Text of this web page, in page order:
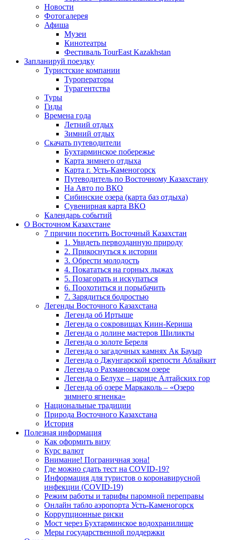
Новости
Фотогалерея
Афиша
Музеи
Кинотеатры
Фестиваль TourEast Kazakhstan
Запланируй поездку
Туристские компании
Туроператоры
Турагентства
Туры
Гиды
Времена года
Летний отдых
Зимний отдых
Скачать путеводители
Бухтарминское побережье
Карта зимнего отдыха
Карта г. Усть-Каменогорск
Путеводитель по Восточному Казахстану
На Авто по ВКО
Сибинские озера (карта баз отдыха)
Сувенирная карта ВКО
Календарь событий
О Восточном Казахстане
7 причин посетить Восточный Казахстан
1. Увидеть первозданную природу
2. Прикоснуться к истории
3. Обрести молодость
4. Покататься на горных лыжах
5. Позагорать и искупаться
6. Поохотиться и порыбачить
7. Зарядиться бодростью
Легенды Восточного Казахстана
Легенда об Иртыше
Легенда о сокровищах Киин-Кериша
Легенда о долине мастеров Шиликты
Легенда о золоте Береля
Легенда о загадочных камнях Ак Бауыр
Легенда о Джунгарской крепости Аблайкит
Легенда о Рахмановском озере
Легенда о Белухе – царице Алтайских гор
Легенда об озере Маркаколь – «Озеро
зимнего ягненка»
Национальные традиции
Природа Восточного Казахстана
История
Полезная информация
Как оформить визу
Курс валют
Внимание! Пограничная зона!
Где можно сдать тест на COVID-19?
Информация для туристов о коронавирусной
инфекции (COVID-19)
Режим работы и тарифы паромной переправы
Онлайн табло аэропорта Усть-Каменогорск
Коррупционные риски
Мост через Бухтарминское водохранилище
Меры государственной поддержки